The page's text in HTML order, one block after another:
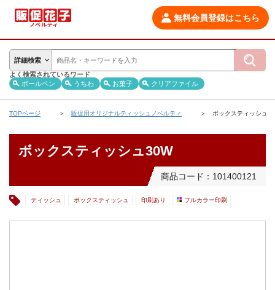
無料会員登録はこちら
詳細検索
よく検索されているワード
ボールペン
うちわ お菓子 クリアファイル
TOPページ 販促用オリジナルティッシュノベルティ ボックスティッシュ
ボックスティッシュ30W
商品コード：101400121
ティッシュ ボックスティッシュ 印刷あり フルカラー印刷